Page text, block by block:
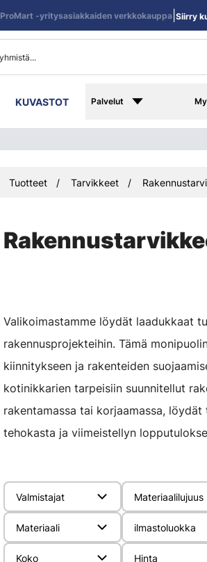
KUVASTOT Palvelut
ProMart -yritysasiakkaiden verkkokauppa| Siirry
Tuotteet Tarvikkeet
Valikoimastamme löydät laadukkaat
rakennusprojekteihin. Tämä
kiinnitykseen ja rakenteiden
kotinikkarien tarpeisiin suunnitellut
rakentamassa tai korjaamassa,
tehokasta ja viimeistellyn
Valmistajat Materiaalilujuus
Materiaali ilmastoluokka
Koko Hinta